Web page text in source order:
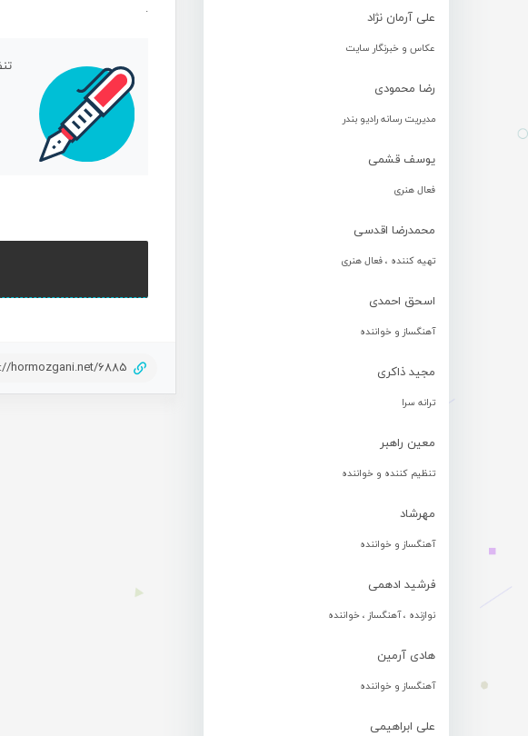
علی آرمان نژاد
عکاس و خبرنگار سایت
رضا محمودی
مدیریت رسانه رادیو بندر
یوسف قشمی
فعال هنری
محمدرضا اقدسی
تهیه کننده ، فعال هنری
اسحق احمدی
آهنگساز و خواننده
مجید ذاکری
ترانه سرا
معین راهبر
تنظیم کننده و خواننده
مهرشاد
آهنگساز و خواننده
فرشید ادهمی
نوازنده ، آهنگساز ، خواننده
هادی آرمین
آهنگساز و خواننده
علی ابراهیمی
.
hormozgani.net/6885